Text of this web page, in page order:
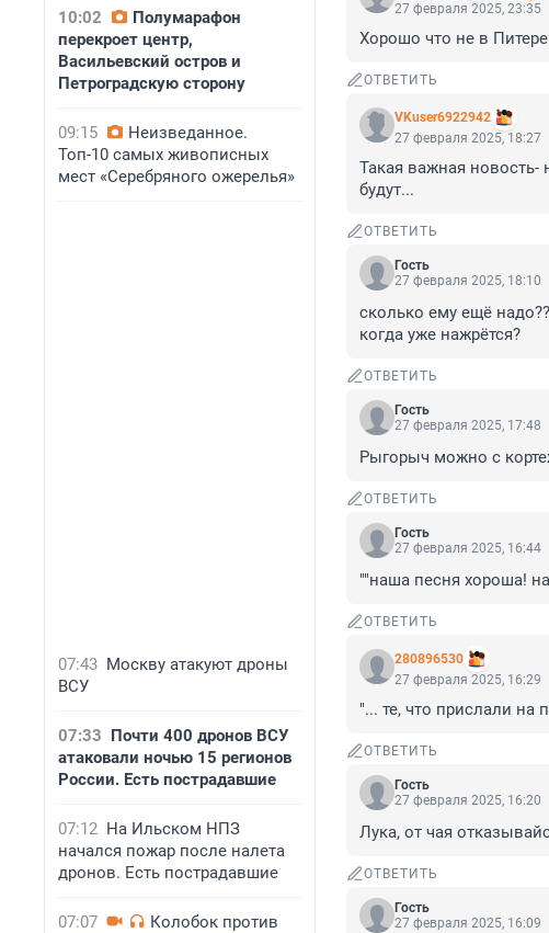
10:02
Полумарафон
перекроет центр,
Васильевский остров и
Петроградскую сторону
09:15
Неизведанное.
Топ-10 самых живописных
мест «Серебряного ожерелья»
07:43 Москву атакуют дроны
ВСУ
07:33 Почти 400 дронов ВСУ
атаковали ночью 15 регионов
России. Есть пострадавшие
07:12 На Ильском НПЗ
начался пожар после налета
дронов. Есть пострадавшие
07:07
Колобок против
27 февраля 2025, 23:35
Хорошо что не в Питере
ОТВЕТИТЬ
VKuser6922942
27 февраля 2025, 18:27
Такая важная новость-
будут...
ОТВЕТИТЬ
Гость
27 февраля 2025, 18:10
сколько ему ещё
когда уже нажрётся?
ОТВЕТИТЬ
Гость
27 февраля 2025, 17:48
Рыгорыч можно с
ОТВЕТИТЬ
Гость
27 февраля 2025, 16:44
""наша песня хороша!
ОТВЕТИТЬ
280896530
27 февраля 2025, 16:29
"... те, что прислали
ОТВЕТИТЬ
Гость
27 февраля 2025, 16:20
Лука, от чая
ОТВЕТИТЬ
Гость
27 февраля 2025, 16:09